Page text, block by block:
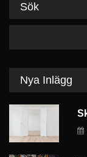
Sök
Nya Inlägg